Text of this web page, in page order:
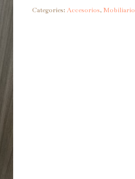
Categories:Accesorios,Mobiliario